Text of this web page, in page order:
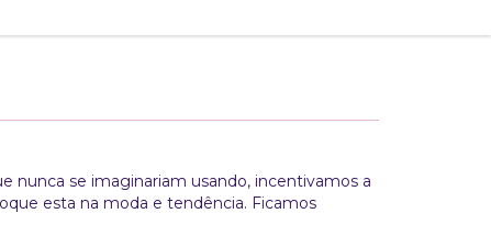
nunca se imaginariam usando, incentivamos a
esta na moda e tendência. Ficamos